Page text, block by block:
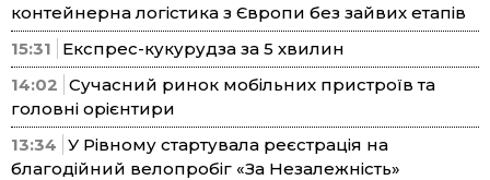
контейнерна логістика з Європи без зайвих етапів
15:31
Експрес-кукурудза за 5 хвилин
14:02 Сучасний ринок мобільних пристроїв та
головні орієнтири
13:34 У Рівному стартувала реєстрація на
благодійний велопробіг «За Незалежність»